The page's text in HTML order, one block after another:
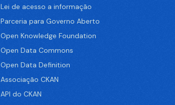
Lei de acesso a informação
Parceria para Governo Aberto
Open Knowledge Foundation
Open Data Commons
Open Data Definition
Associação CKAN
API do CKAN